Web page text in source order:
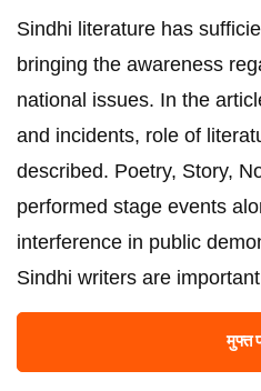
Sindhi literature has
bringing the awareness
national issues. In the
and incidents, role of
described. Poetry, Story,
performed stage events
interference in public
Sindhi writers are
मुफ्त